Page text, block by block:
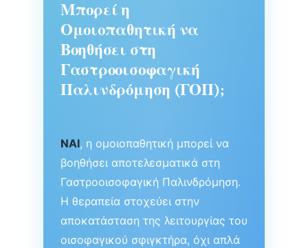
Μπορεί η
Ομοιοπαθητική να
Βοηθήσει στη
Γαστροοισοφαγική
Παλινδρόμηση (ΓΟΠ);
ΝΑΙ, η ομοιοπαθητική μπορεί να
βοηθήσει αποτελεσματικά στη
Γαστροοισοφαγική Παλινδρόμηση.
Η θεραπεία στοχεύει στην
αποκατάσταση της λειτουργίας του
οισοφαγικού σφιγκτήρα, όχι απλά